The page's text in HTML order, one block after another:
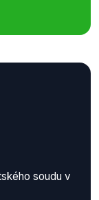
soudu v